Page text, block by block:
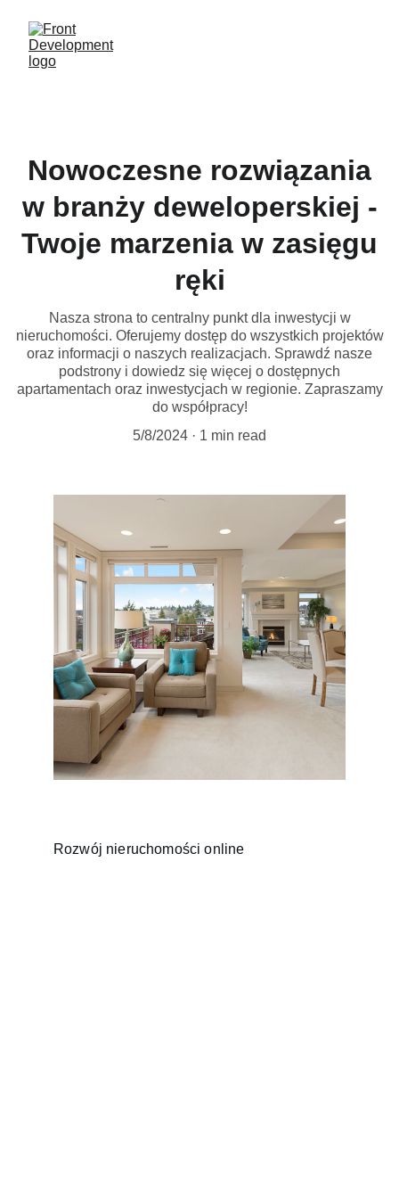
Nowoczesne rozwiązania
w branży deweloperskiej -
Twoje marzenia w zasięgu
ręki
Nasza strona to centralny punkt dla inwestycji w
nieruchomości. Oferujemy dostęp do wszystkich projektów
oraz informacji o naszych realizacjach. Sprawdź nasze
podstrony i dowiedz się więcej o dostępnych
apartamentach oraz inwestycjach w regionie. Zapraszamy
do współpracy!
5/8/2024
1 min read
Rozwój nieruchomości online